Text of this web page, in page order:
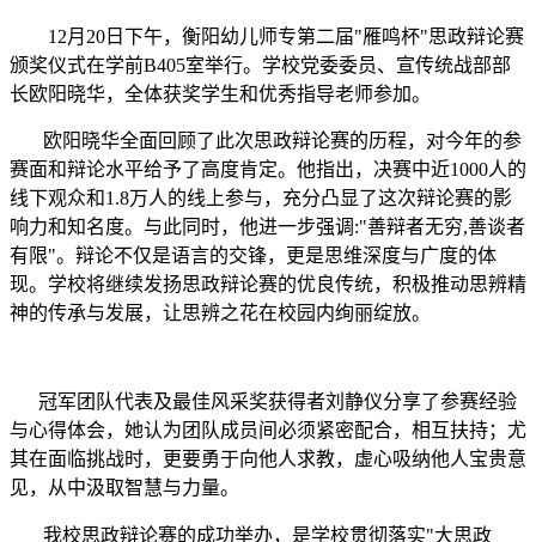
12月20日下午，衡阳幼儿师专第二届"雁鸣杯"思政辩论赛
颁奖仪式在学前B405室举行。学校党委委员、宣传统战部部
长欧阳晓华，全体获奖学生和优秀指导老师参加。
欧阳晓华全面回顾了此次思政辩论赛的历程，对今年的参
赛面和辩论水平给予了高度肯定。他指出，决赛中近1000人的
线下观众和1.8万人的线上参与，充分凸显了这次辩论赛的影
响力和知名度。与此同时，他进一步强调:"善辩者无穷,善谈者
有限"。辩论不仅是语言的交锋，更是思维深度与广度的体
现。学校将继续发扬思政辩论赛的优良传统，积极推动思辨精
神的传承与发展，让思辨之花在校园内绚丽绽放。
冠军团队代表及最佳风采奖获得者刘静仪分享了参赛经验
与心得体会，她认为团队成员间必须紧密配合，相互扶持；尤
其在面临挑战时，更要勇于向他人求教，虚心吸纳他人宝贵意
见，从中汲取智慧与力量。
我校思政辩论赛的成功举办，是学校贯彻落实"大思政